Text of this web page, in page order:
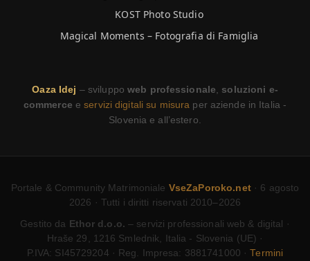
KOST Photo Studio
Magical Moments – Fotografia di Famiglia
Oaza Idej – sviluppoweb professionale, soluzioni e-
commerce eservizi digitali su misura per aziende in Italia -
Slovenia e all’estero.
Portale & Community Matrimoniale VseZaPoroko.net · 6 agosto
2026 · Tutti i diritti riservati 2010–2026
Gestito da Ethor d.o.o. – servizi professionali web & digital ·
Hraše 29, 1216 Smlednik, Italia - Slovenia (UE) ·
P.IVA: SI45729204 · Reg. Impresa: 3881741000 ·Termini